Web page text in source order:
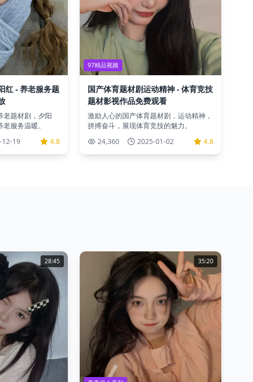
红 - 养老服务题
老题材剧，夕阳
服务温暖。
12-19 4.8
97精品视频
国产体育题材剧运动精神 - 体育竞技
题材影视作品免费观看
激励人心的国产体育题材剧，运动精神，
拼搏奋斗，展现体育竞技的魅力。
24,360
2025-01-02 4.8
28:45 35:20